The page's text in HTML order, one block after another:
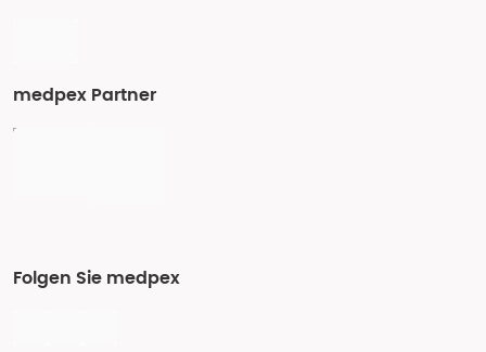
medpex Partner
Folgen Sie medpex